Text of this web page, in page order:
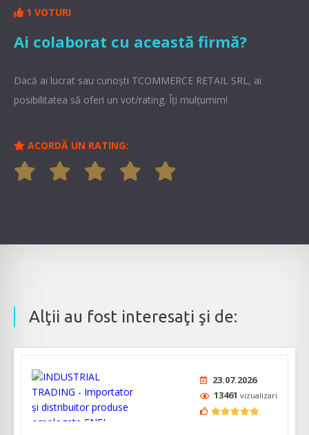
1 VOTURI
Ai colaborat cu această firmă?
Dacă ai lucrat sau cunoşti TCOMMERCE RETAIL SRL, ai
posibilitatea să oferi un vot/rating. Îți mulțumim!
ACORDĂ UN RATING:
Alţii au fost interesaţi şi de:
23.07.2026
13461 vizualizari